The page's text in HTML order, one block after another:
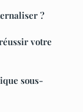
?
votre
sous-